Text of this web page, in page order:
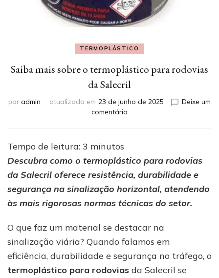
TERMOPLÁSTICO
Saiba mais sobre o termoplástico para rodovias
da Salecril
por admin atualizado em 23 de junho de 2025
Deixe um
comentário
termoplástico
para
da
Salecril
Tempo de leitura: 3 minutos
Descubra como o termoplástico para rodovias
da Salecril oferece resistência, durabilidade e
segurança na sinalização horizontal, atendendo
às mais rigorosas normas técnicas do setor.
O que faz um material se destacar na
sinalização viária? Quando falamos em
eficiência, durabilidade e segurança no tráfego, o
termoplástico para rodovias da Salecril se